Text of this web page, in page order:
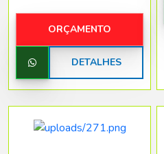
ORÇAMENTO
DETALHES